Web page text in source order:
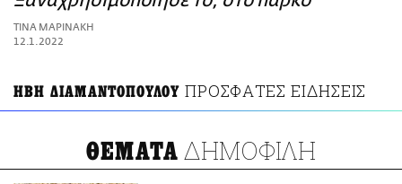
ΑΜΠΑ
PRINT
TΙΝΑ ΜΑΡΙΝΑΚΗ
12.1.2022
ΗΒΗ ΔΙΑΜΑΝΤΟΠΟΥΛΟΥ ΠΡΟΣΦΑΤΕΣ ΕΙΔΗΣΕΙΣ
ΘΕΜΑΤΑ ΔΗΜΟΦΙΛΗ